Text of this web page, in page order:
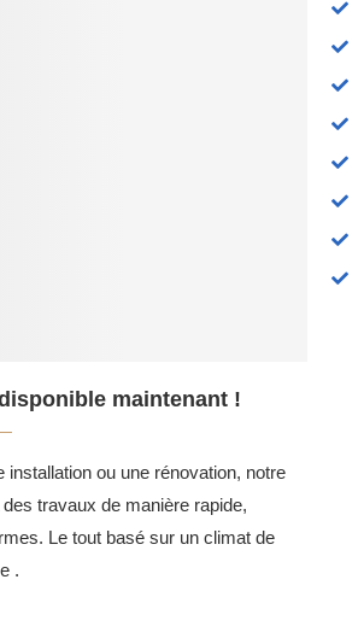
maintenant !
ou une rénovation, notre
travaux de manière rapide,
Le tout basé sur un climat de
.